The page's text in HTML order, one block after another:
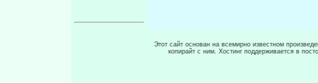
Этот сайт основан на всемирно известном
копирайт с ним. Хостинг поддерживается в